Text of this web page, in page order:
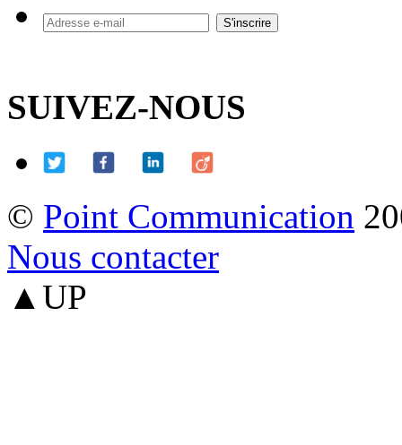
SUIVEZ-NOUS
© Point Communication
Nous contacter
▲UP